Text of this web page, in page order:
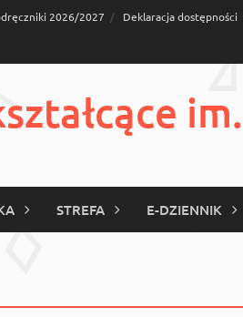
2026/2027 Deklaracja dostępności
STREFA E-DZIENNIK